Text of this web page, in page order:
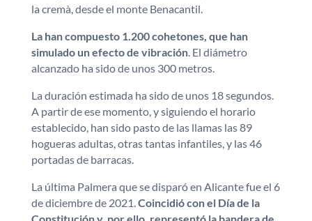
la cremà, desde el monte Benacantil.
La han compuesto 1.200 cohetones, que han
simulado un efecto de vibración. El diámetro
alcanzado ha sido de unos 300 metros.
La duración estimada ha sido de unos 18 segundos.
A partir de ese momento, y siguiendo el horario
establecido, han sido pasto de las llamas las 89
hogueras adultas, otras tantas infantiles, y las 46
portadas de barracas.
La última Palmera que se disparó en Alicante fue el 6
de diciembre de 2021. Coincidió con el Día de la